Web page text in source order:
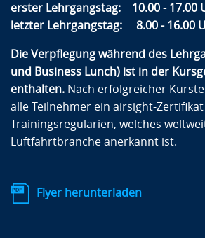
erster Lehrgangstag: 10.00 - 17.00
letzter Lehrgangstag: 8.00 - 16.00
Die Verpflegung während des
und Business Lunch) ist in der
enthalten. Nach erfolgreicher
alle Teilnehmer ein airsight-Zertifikat
Trainingsregularien, welches
Luftfahrtbranche anerkannt ist.
Flyer herunterladen